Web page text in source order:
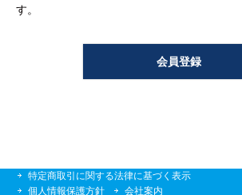
給湯器見積もりフォーム
取り扱いメーカー 協力業者
す。
会員登録
特定商取引に関する法律に基づく表示
個人情報保護方針
会社案内